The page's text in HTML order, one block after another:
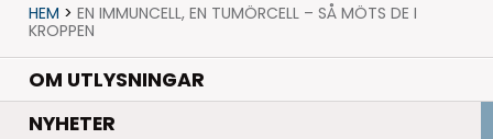
HEM > EN IMMUNCELL, EN TUMÖRCELL – SÅ MÖTS DE I
KROPPEN
OM UTLYSNINGAR
NYHETER.